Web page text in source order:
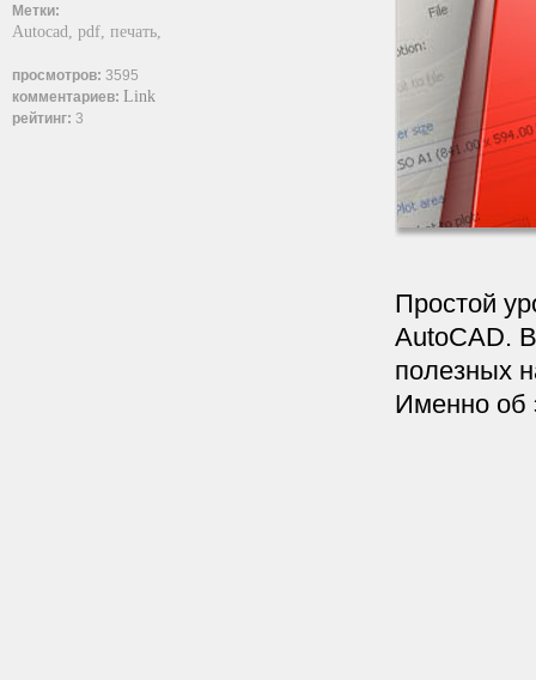
Метки:
Autocad, pdf, печать,
просмотров: 3595
комментариев: Link
рейтинг: 3
Простой
AutoCAD.
полезных
Именно об